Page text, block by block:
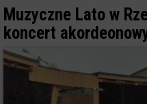
Muzyczne Lato w
koncert